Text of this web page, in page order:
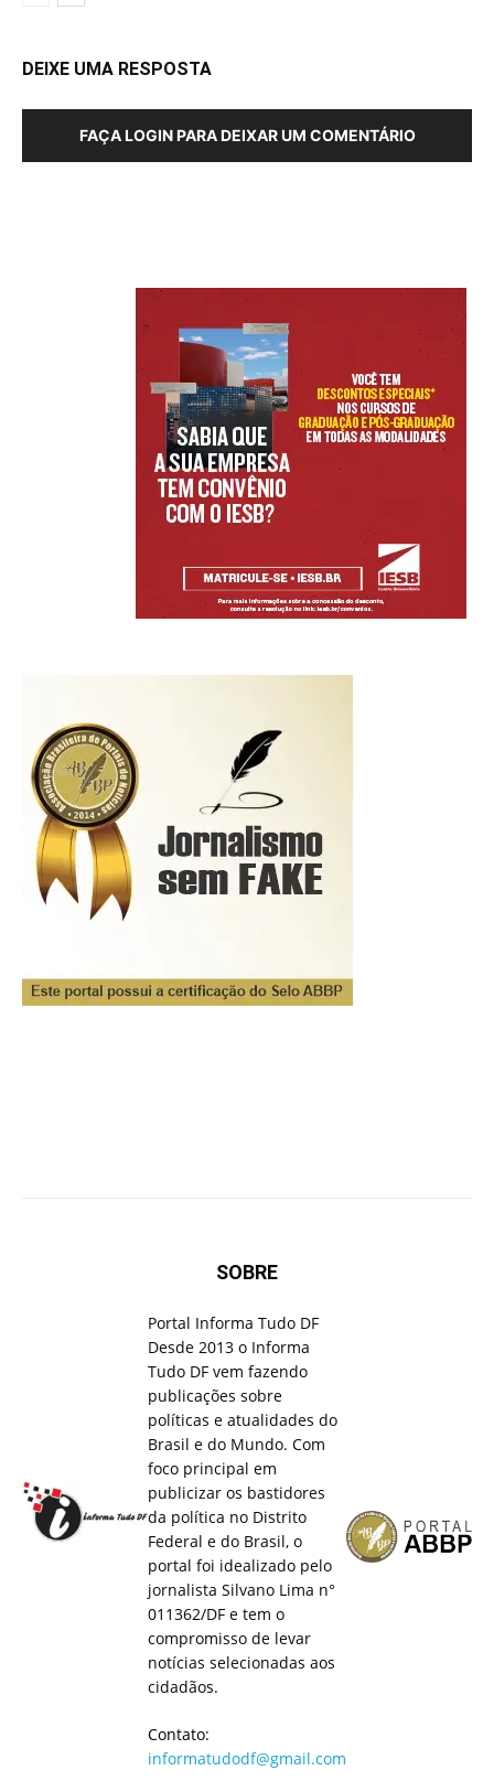
DEIXE UMA RESPOSTA
FAÇA LOGIN PARA DEIXAR UM COMENTÁRIO
SOBRE
Portal Informa Tudo DF
Desde 2013 o Informa
Tudo DF vem fazendo
publicações sobre
políticas e atualidades do
Brasil e do Mundo. Com
foco principal em
publicizar os bastidores
da política no Distrito
Federal e do Brasil, o
portal foi idealizado pelo
jornalista Silvano Lima n°
011362/DF e tem o
compromisso de levar
notícias selecionadas aos
cidadãos.
Contato:
informatudodf@gmail.com